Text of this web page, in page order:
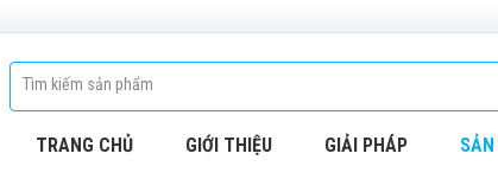
TRANG CHỦ GIỚI THIỆU GIẢI PHÁP